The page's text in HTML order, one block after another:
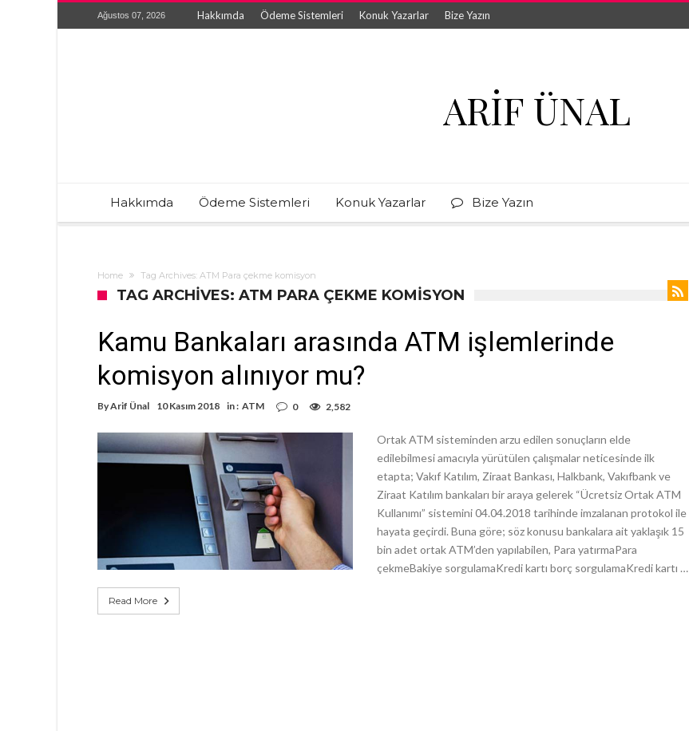
Ağustos 07, 2026 Hakkımda Ödeme Sistemleri Konuk Yazarlar Bize Yazın
ARIF ÜNAL
Hakkımda Ödeme Sistemleri Konuk Yazarlar Bize Yazın
Home Tag Archives: ATM Para çekme komisyon
TAG ARCHIVES: ATM PARA ÇEKME KOMISYON
Kamu Bankaları arasında ATM işlemlerinde
komisyon alınıyor mu?
ByArif Ünal 10 Kasım 2018 in : ATM 0 2,582
Ortak ATM sisteminden arzu edilen sonuçların elde
edilebilmesi amacıyla yürütülen çalışmalar neticesinde ilk
etapta; Vakıf Katılım, Ziraat Bankası, Halkbank, Vakıfbank ve
Ziraat Katılım bankaları bir araya gelerek “Ücretsiz Ortak ATM
Kullanımı” sistemini 04.04.2018 tarihinde imzalanan protokol ile
hayata geçirdi. Buna göre; söz konusu bankalara ait yaklaşık 15
bin adet ortak ATM’den yapılabilen, Para yatırmaPara
çekmeBakiye sorgulamaKredi kartı borç sorgulamaKredi kartı …
Read More